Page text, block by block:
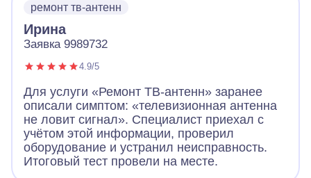
ремонт тв-антенн
Ирина
Заявка 9989732
4.9/5
Для услуги «Ремонт ТВ-антенн» заранее
описали симптом: «телевизионная антенна
не ловит сигнал». Специалист приехал с
учётом этой информации, проверил
оборудование и устранил неисправность.
Итоговый тест провели на месте.